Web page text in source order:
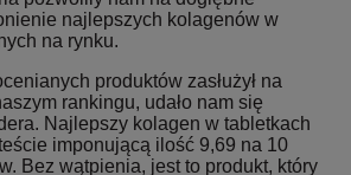
najlepszych kolagenów w
na rynku.
produktów zasłużył na
rankingu, udało nam się
Najlepszy kolagen w tabletkach
imponującą ilość 9,69 na 10
Bez wątpienia, jest to produkt, który